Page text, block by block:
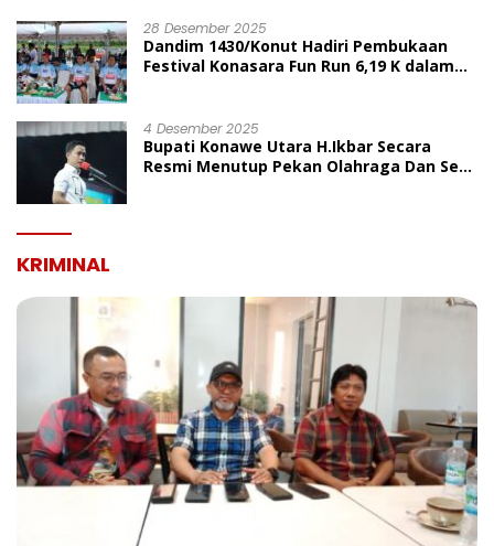
28 Desember 2025
Dandim 1430/Konut Hadiri Pembukaan
Festival Konasara Fun Run 6,19 K dalam
4 Desember 2025
Bupati Konawe Utara H.Ikbar Secara
Resmi Menutup Pekan Olahraga Dan Seni
KRIMINAL